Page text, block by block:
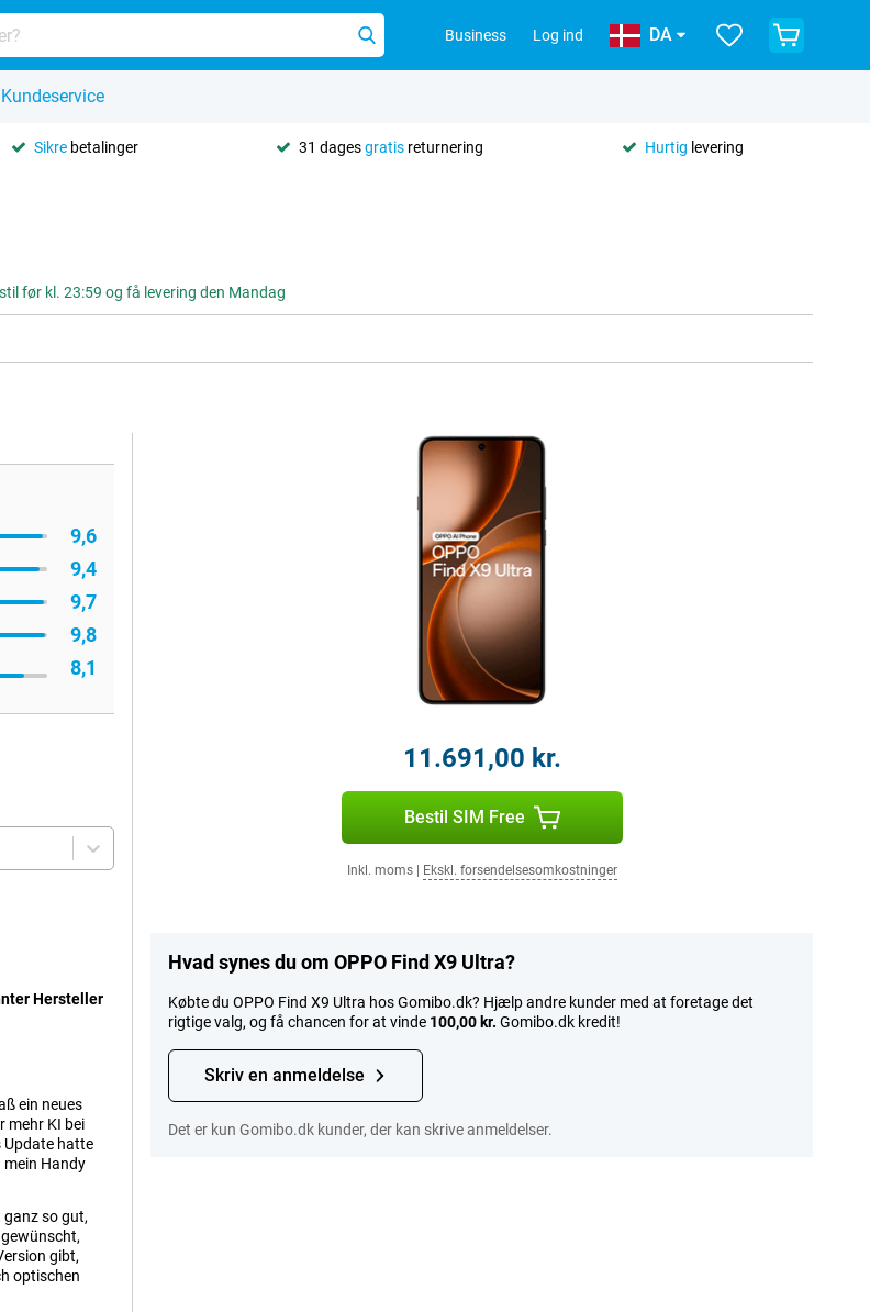
Business Log ind DA
Kundeservice
Sikrebetalinger 31 dagesgratis returnering Hurtig levering
før kl. 23:59 og få levering den Mandag
9,6
9,4
9,7
9,8
8,1
Hersteller
ein neues
mehr KI bei
Update hatte
mein Handy
ganz so gut,
gibt,
optischen
11.691,00 kr.
Bestil SIM Free
Inkl. moms| Ekskl. forsendelsesomkostninger
Hvad synes du om OPPO Find X9 Ultra?
Købte du OPPO Find X9 Ultra hos Gomibo.dk? Hjælp andre kunder med at foretage det
rigtige valg, og få chancen for at vinde 100,00 kr. Gomibo.dk kredit!
Skriv en anmeldelse
Det er kun Gomibo.dk kunder, der kan skrive anmeldelser.